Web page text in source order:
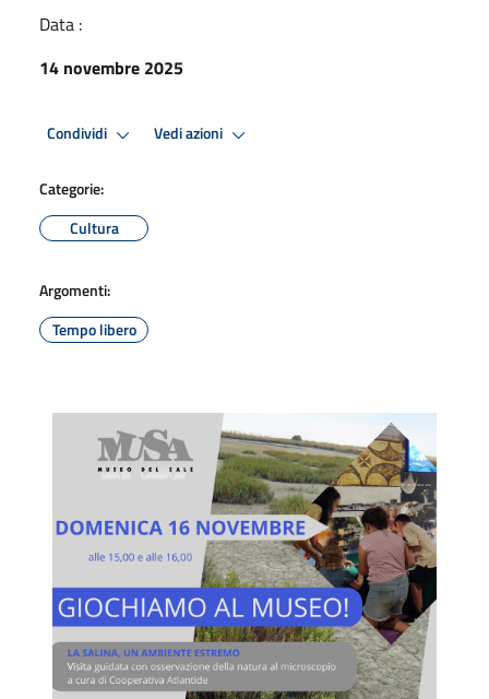
Data :
14 novembre 2025
Condividi Vedi azioni
Categorie:
Cultura
Argomenti:
Tempo libero